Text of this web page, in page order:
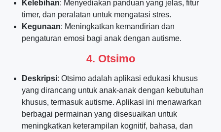
Kelebihan: Menyediakan panduan yang jelas, fitur
timer, dan peralatan untuk mengatasi stres.
Kegunaan: Meningkatkan kemandirian dan
pengaturan emosi bagi anak dengan autisme.
4. Otsimo
Deskripsi: Otsimo adalah aplikasi edukasi khusus
yang dirancang untuk anak-anak dengan kebutuhan
khusus, termasuk autisme. Aplikasi ini menawarkan
berbagai permainan yang disesuaikan untuk
meningkatkan keterampilan kognitif, bahasa, dan